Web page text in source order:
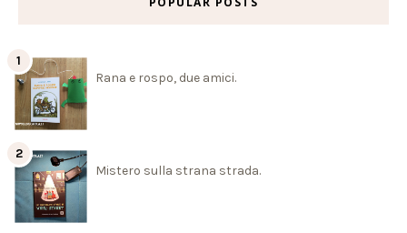
Rana e rospo, due amici.
Mistero sulla strana strada.